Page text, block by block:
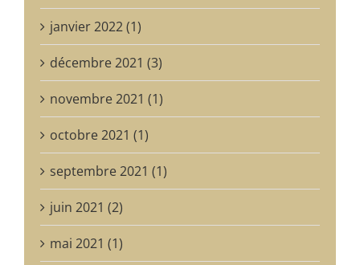
janvier 2022 (1)
décembre 2021 (3)
novembre 2021 (1)
octobre 2021 (1)
septembre 2021 (1)
juin 2021 (2)
mai 2021 (1)